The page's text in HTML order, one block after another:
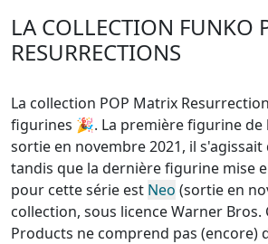
LA COLLECTION FUNKO
RESURRECTIONS
La collection POP Matrix
figurines 🎉. La première figurine de
sortie en novembre 2021, il s'agissait
tandis que la dernière figurine mise
pour cette série est Neo (sortie en
collection, sous licence Warner Bros.
Products ne comprend pas (encore)